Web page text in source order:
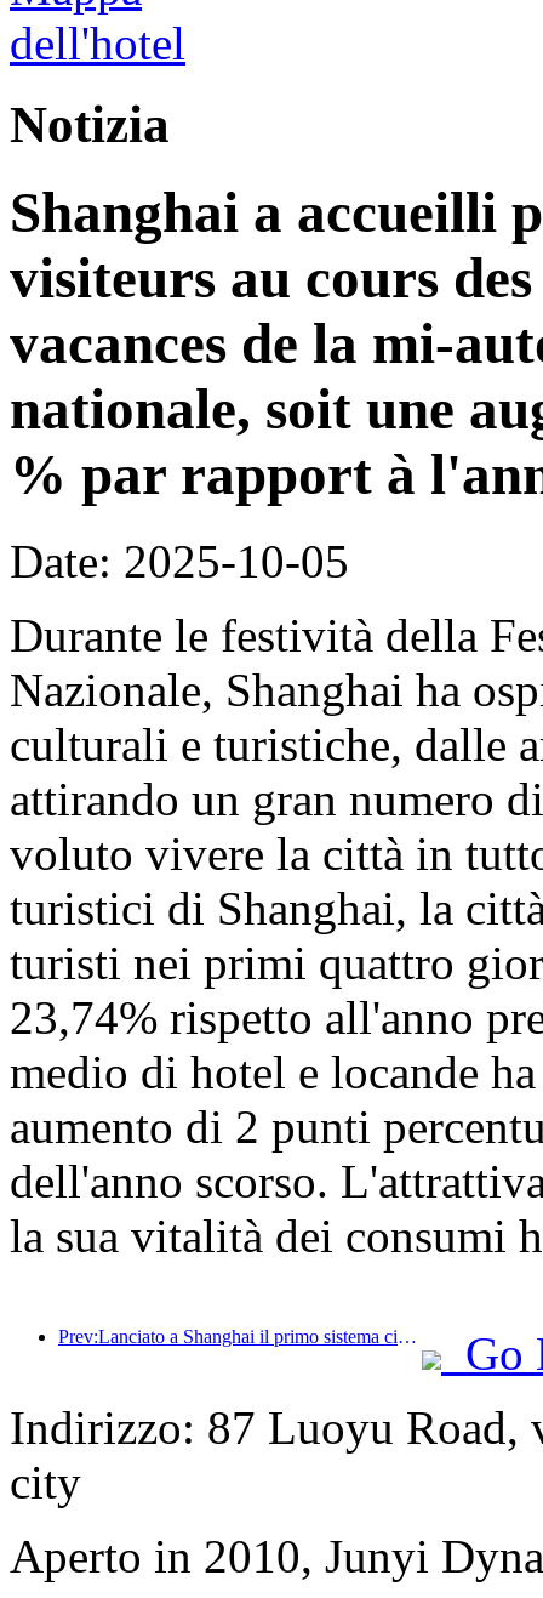
Notizia
Shanghai a accueilli
visiteurs au cours
vacances de la mi-
nationale, soit une
% par rapport à
Date: 2025-10-05
Durante le festività della
Nazionale, Shanghai ha
culturali e turistiche, dalle
attirando un gran numero
voluto vivere la città in
turistici di Shanghai, la
turisti nei primi quattro
23,74% rispetto all'anno
medio di hotel e locande
aumento di 2 punti
dell'anno scorso.
la sua vitalità dei consumi
Prev:Lanciato a Shanghai il primo sistema cinese di consumo culturale e turistico self-service per turisti stranieri
Go
Indirizzo: 87 Luoyu Road,
city
Aperto in 2010, Junyi